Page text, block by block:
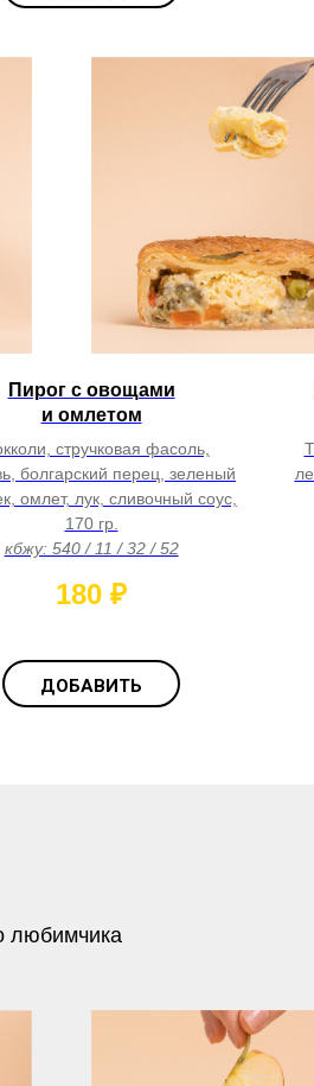
Пирог с овощами
и омлетом
стручковая фасоль,
болгарский перец, зеленый
омлет, лук, сливочный соус,
170 гр.
кбжу: 540 / 11 / 32 / 52
180 ₽
ДОБАВИТЬ
любимчика